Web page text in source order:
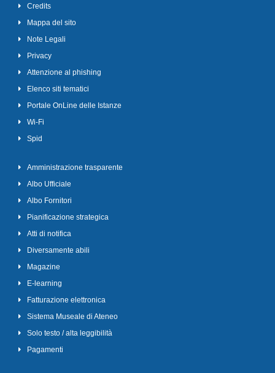
Credits
Mappa del sito
Note Legali
Privacy
Attenzione al phishing
Elenco siti tematici
Portale OnLine delle Istanze
Wi-Fi
Spid
Amministrazione trasparente
Albo Ufficiale
Albo Fornitori
Pianificazione strategica
Atti di notifica
Diversamente abili
Magazine
E-learning
Fatturazione elettronica
Sistema Museale di Ateneo
Solo testo / alta leggibilità
Pagamenti